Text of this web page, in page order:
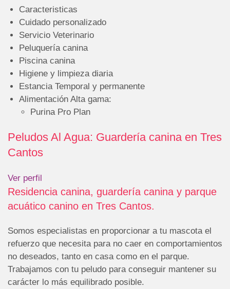
Caracteristicas
Cuidado personalizado
Servicio Veterinario
Peluquería canina
Piscina canina
Higiene y limpieza diaria
Estancia Temporal y permanente
Alimentación Alta gama:
Purina Pro Plan
Peludos Al Agua: Guardería canina en Tres
Cantos
Ver perfil
Residencia canina, guardería canina y parque
acuático canino en Tres Cantos.
Somos especialistas en proporcionar a tu mascota el
refuerzo que necesita para no caer en comportamientos
no deseados, tanto en casa como en el parque.
Trabajamos con tu peludo para conseguir mantener su
carácter lo más equilibrado posible.